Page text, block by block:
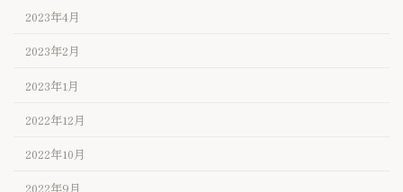
2023年4月
2023年2月
2023年1月
2022年12月
2022年10月
2022年9月